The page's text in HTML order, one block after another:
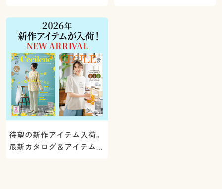
ト！
待望の新作アイテム入荷。
最新カタログ＆アイテムを